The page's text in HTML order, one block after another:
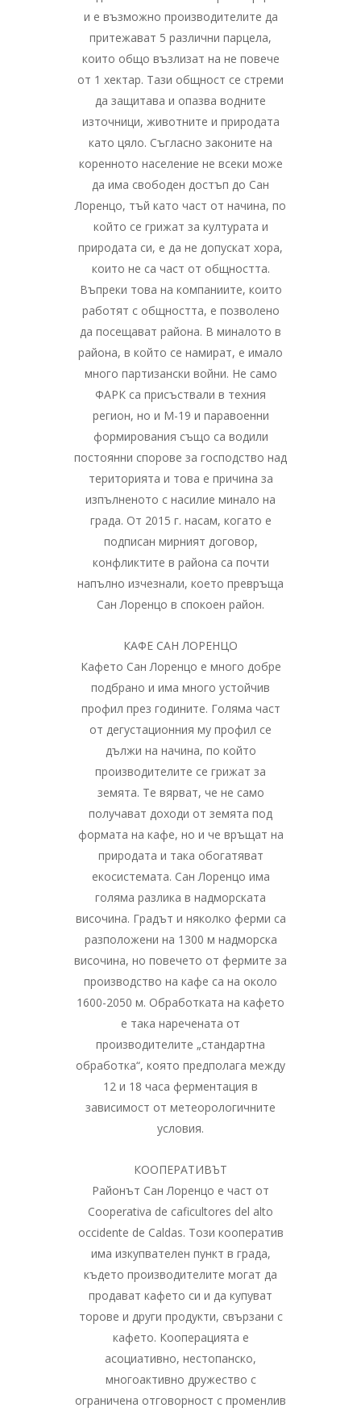
и е възможно производителите да
притежават 5 различни парцела,
които общо възлизат на не повече
от 1 хектар. Тази общност се стреми
да защитава и опазва водните
източници, животните и природата
като цяло. Съгласно законите на
коренното население не всеки може
да има свободен достъп до Сан
Лоренцо, тъй като част от начина, по
който се грижат за културата и
природата си, е да не допускат хора,
които не са част от общността.
Въпреки това на компаниите, които
работят с общността, е позволено
да посещават района. В миналото в
района, в който се намират, е имало
много партизански войни. Не само
ФАРК са присъствали в техния
регион, но и М-19 и паравоенни
формирования също са водили
постоянни спорове за господство над
територията и това е причина за
изпълненото с насилие минало на
града. От 2015 г. насам, когато е
подписан мирният договор,
конфликтите в района са почти
напълно изчезнали, което превръща
Сан Лоренцо в спокоен район.
КАФЕ САН ЛОРЕНЦО
Кафето Сан Лоренцо е много добре
подбрано и има много устойчив
профил през годините. Голяма част
от дегустационния му профил се
дължи на начина, по който
производителите се грижат за
земята. Те вярват, че не само
получават доходи от земята под
формата на кафе, но и че връщат на
природата и така обогатяват
екосистемата. Сан Лоренцо има
голяма разлика в надморската
височина. Градът и няколко ферми са
разположени на 1300 м надморска
височина, но повечето от фермите за
производство на кафе са на около
1600-2050 м. Обработката на кафето
е така наречената от
производителите „стандартна
обработка“, която предполага между
12 и 18 часа ферментация в
зависимост от метеорологичните
условия.
КООПЕРАТИВЪТ
Районът Сан Лоренцо е част от
Cooperativa de caficultores del alto
occidente de Caldas. Този кооператив
има изкупвателен пункт в града,
където производителите могат да
продават кафето си и да купуват
торове и други продукти, свързани с
кафето. Кооперацията е
асоциативно, нестопанско,
многоактивно дружество с
ограничена отговорност с променлив